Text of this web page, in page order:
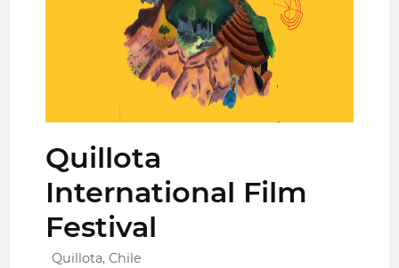
Quillota
International Film
Festival
Quillota, Chile